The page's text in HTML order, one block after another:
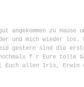
angekommen zu Hause
und mich wieder los.
gestern sind die
f¨r Eure tolle
Euch allen Iris, Erwin